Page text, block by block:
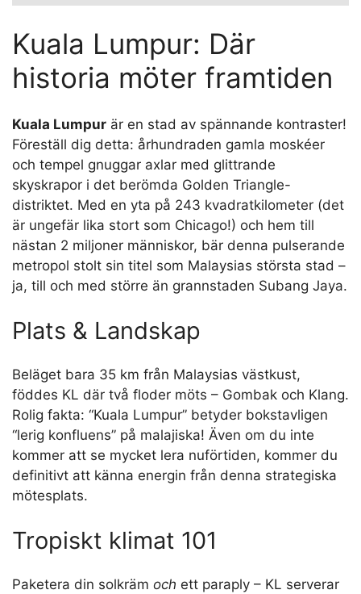
Kuala Lumpur: Där
historia möter framtiden
Kuala Lumpur är en stad av spännande kontraster!
Föreställ dig detta: århundraden gamla moskéer
och tempel gnuggar axlar med glittrande
skyskrapor i det berömda Golden Triangle-
distriktet. Med en yta på 243 kvadratkilometer (det
är ungefär lika stort som Chicago!) och hem till
nästan 2 miljoner människor, bär denna pulserande
metropol stolt sin titel som Malaysias största stad –
ja, till och med större än grannstaden Subang Jaya.
Plats & Landskap
Beläget bara 35 km från Malaysias västkust,
föddes KL där två floder möts – Gombak och Klang.
Rolig fakta: “Kuala Lumpur” betyder bokstavligen
“lerig konfluens” på malajiska! Även om du inte
kommer att se mycket lera nuförtiden, kommer du
definitivt att känna energin från denna strategiska
mötesplats.
Tropiskt klimat 101
Paketera din solkräm och ett paraply – KL serverar